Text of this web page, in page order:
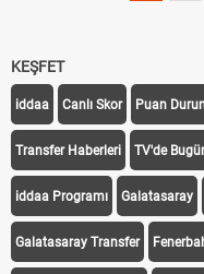
KEŞFET
iddaa Canlı Skor Puan
Transfer Haberleri TV'de
iddaa Programı Galatasaray
Galatasaray Transfer